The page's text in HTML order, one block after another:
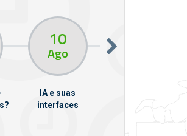
10
Ago
IA e suas
interfaces